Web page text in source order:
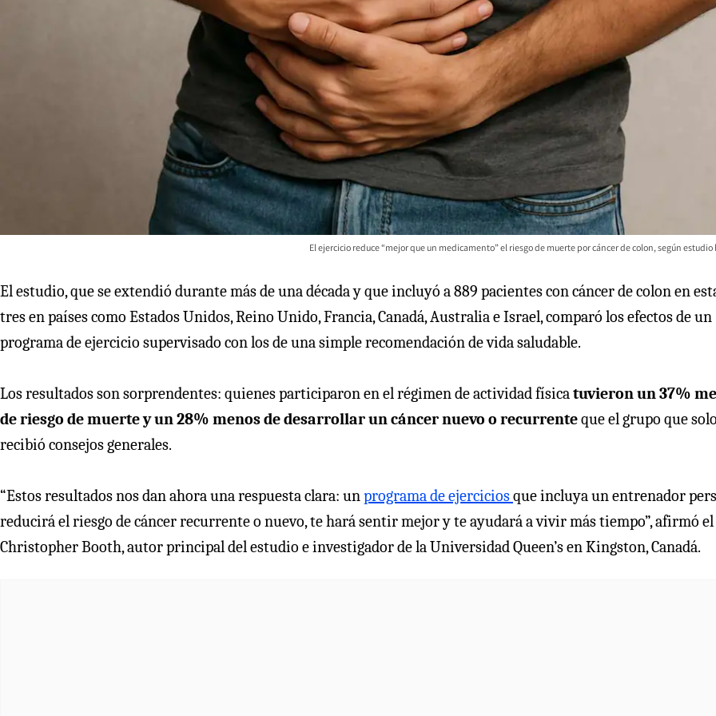
El ejercicio reduce “mejor que un medicamento” el riesgo de muerte por cáncer de colon, según estudio
El estudio, que se extendió durante más de una década y que incluyó a 889 pacientes con cáncer de colon en
tres en países como Estados Unidos, Reino Unido, Francia, Canadá, Australia e Israel, comparó los efectos de un
programa de ejercicio supervisado con los de una simple recomendación de vida saludable.
Los resultados son sorprendentes: quienes participaron en el régimen de actividad físicatuvieron un 37%
de riesgo de muerte y un 28% menos de desarrollar un cáncer nuevo o recurrenteque el grupo que solo
recibió consejos generales.
“Estos resultados nos dan ahora una respuesta clara: unprograma de ejerciciosque incluya un entrenador
reducirá el riesgo de cáncer recurrente o nuevo, te hará sentir mejor y te ayudará a vivir más tiempo”, afirmó el
Christopher Booth, autor principal del estudio e investigador de la Universidad Queen’s en Kingston, Canadá.